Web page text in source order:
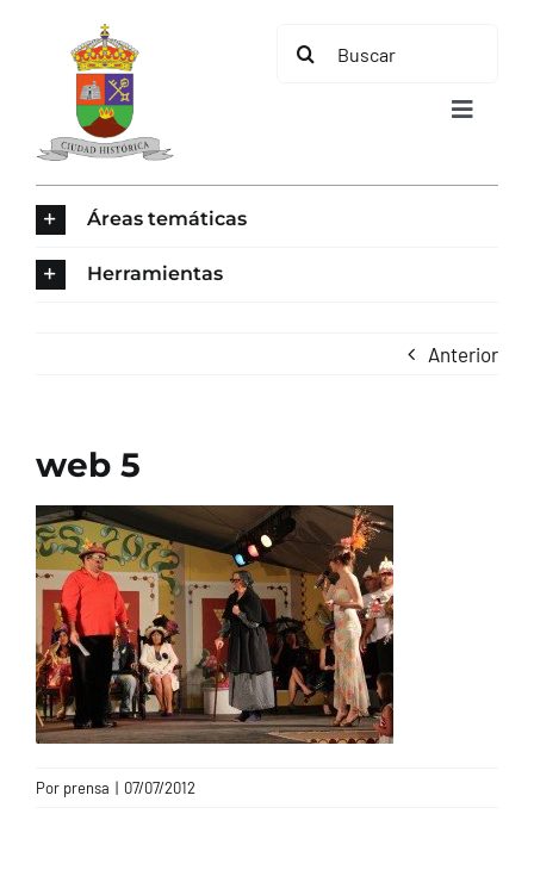
contenido
Buscar:
Toggle
CONTACTO
Áreas temáticas
Herramientas
Anterior
web 5
Por prensa | 07/07/2012